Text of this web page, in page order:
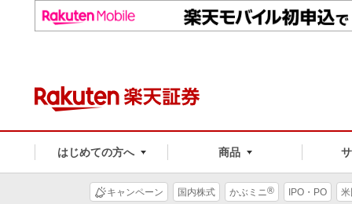
はじめての方へ 商品
キャンペーン 国内株式 かぶミニ® IPO・PO